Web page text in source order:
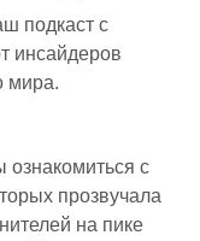
подкаст с
инсайдеров
мира.
ознакомиться с
прозвучала
на пике